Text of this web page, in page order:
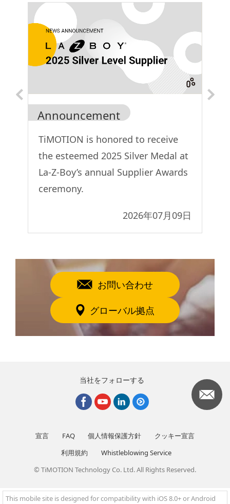
Announcement
TiMOTION is honored to receive
the esteemed 2025 Silver Medal at
La-Z-Boy’s annual Supplier Awards
ceremony.
2026年07月09日
お問い合わせ
グローバル拠点
当社をフォローする
宣言 FAQ 個人情報保護方針
クッキー宣言
利用規約
Whistleblowing Service
© TiMOTION Technology Co. Ltd. All Rights Reserved.
This mobile site is designed for compatibility with iOS 8.0+ or Android